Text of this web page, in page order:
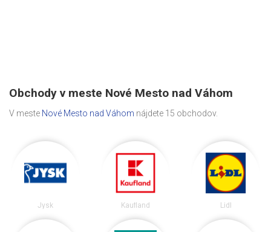
Obchody v meste Nové Mesto nad Váhom
V meste Nové Mesto nad Váhom nájdete 15 obchodov.
Jysk Kaufland Lidl